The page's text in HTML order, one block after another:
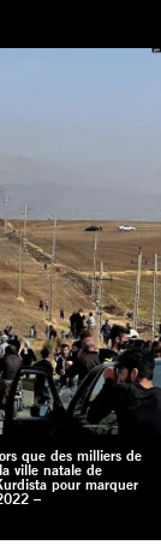
que des milliers de
ville natale de
pour marquer
–